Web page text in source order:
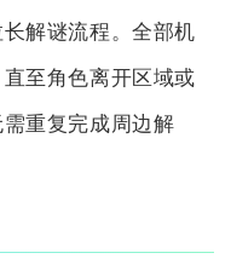
解谜流程。全部机
至角色离开区域或
重复完成周边解